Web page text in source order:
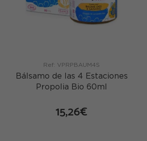
Ref: VPRPBAUM4S
Bálsamo de las 4 Estaciones
Propolia Bio 60ml
15,26€